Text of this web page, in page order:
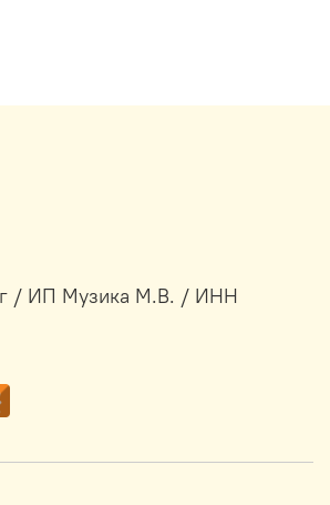
/ ИП Музика М.В. / ИНН